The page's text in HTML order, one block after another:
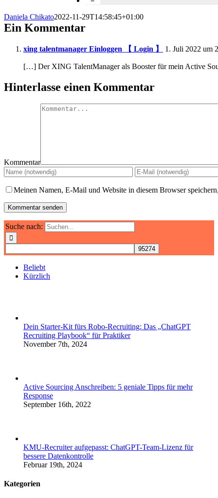
Daniela Chikato2022-11-29T14:58:45+01:00
Ein Kommentar
xing talentmanager Einloggen 【 Login 】 1. Juli 2022 um
[…] Der XING TalentManager als Booster für mein Active
Hinterlasse einen Kommentar
Kommentar
Meinen Namen, E-Mail und Website in diesem Browser
Suche nach:
Beliebt
Kürzlich
Dein Starter-Kit fürs Robo-Recruiting: Das „ChatGPT
Recruiting Playbook“ für Praktiker
November 7th, 2024
Active Sourcing Anschreiben: 5 geniale Tipps für mehr
Response
September 16th, 2022
KMU-Recruiter aufgepasst: ChatGPT-Team-Lizenz für
bessere Datenkontrolle
Februar 19th, 2024
Kategorien